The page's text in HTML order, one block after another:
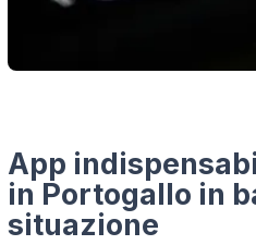
App
in Portogallo in
situazione